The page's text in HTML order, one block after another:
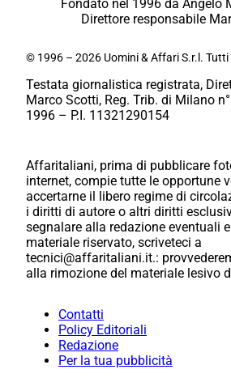
Fondato nel 1996 da Angelo
Direttore responsabile
© 1996 – 2026 Uomini & Affari S.r.l.
Testata giornalistica registrata,
Marco Scotti, Reg. Trib. di Milano
1996 – P.I. 11321290154
Affaritaliani, prima di pubblicare
internet, compie tutte le opportune
accertarne il libero regime di
i diritti di autore o altri diritti
segnalare alla redazione eventuali
materiale riservato, scriveteci a
tecnici@affaritaliani.it.:
alla rimozione del materiale lesivo
Contatti
Policy Editoriali
Redazione
Per la tua pubblicità